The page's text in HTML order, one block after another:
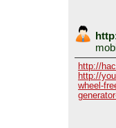
http://
http://
wheel-